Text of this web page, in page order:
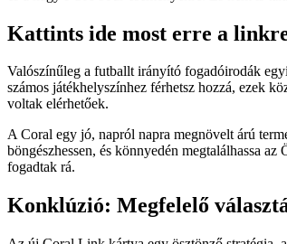
Kattints ide most erre a
Valószínűleg a futballt irányító fogadóirodák
számos játékhelyszínhez férhetsz hozzá, ezek
voltak elérhetőek.
A Coral egy jó, napról napra megnövelt árú
böngészhessen, és könnyedén megtalálhassa
fogadtak rá.
Konklúzió: Megfelelő